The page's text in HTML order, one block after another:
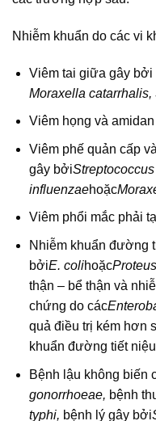
Nhiễm khuẩn do các vi
Viêm tai giữa gây bởi
Moraxella
Viêm họng và
Viêm phế quản cấp
gây bởi
influenzaehoặc
Viêm phổi mắc phải
Nhiễm khuẩn đường
bởiE. colihoặc
thận – bể thận và
chứng do các
quả điều trị kém hơn
khuẩn đường tiết
Bệnh lậu không biến
gonorrhoeae, bệnh
typhi, bệnh lý gây bởi